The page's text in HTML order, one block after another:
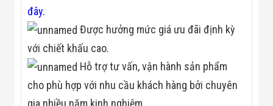
đây.
Được hưởng mức giá ưu đãi định kỳ
với chiết khấu cao.
Hỗ trợ tư vấn, vận hành sản phẩm
cho phù hợp với nhu cầu khách hàng bởi chuyên
gia nhiều năm kinh nghiệm.